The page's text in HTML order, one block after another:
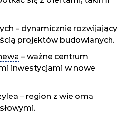
– dynamicznie rozwijający
projektów budowlanych.
– ważne centrum
inwestycjami w nowe
– region z wieloma